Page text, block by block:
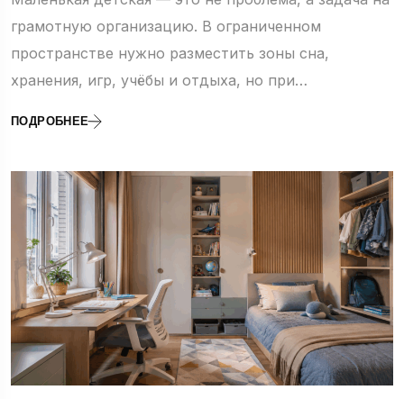
11 Статьи
грамотную организацию. В ограниченном
пространстве нужно разместить зоны сна,
хранения, игр, учёбы и отдыха, но при…
ПОДРОБНЕЕ